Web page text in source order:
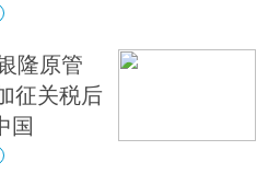
隆原管
征关税后
国